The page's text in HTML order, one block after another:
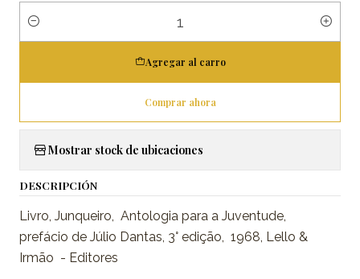
Cantidad
Agregar al carro
Comprar ahora
Mostrar stock de ubicaciones
DESCRIPCIÓN
Livro, Junqueiro, Antologia para a Juventude,
prefácio de Júlio Dantas, 3° edição, 1968, Lello &
Irmão - Editores